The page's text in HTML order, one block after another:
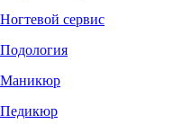
Ногтевой сервис
Подология
Маникюр
Педикюр